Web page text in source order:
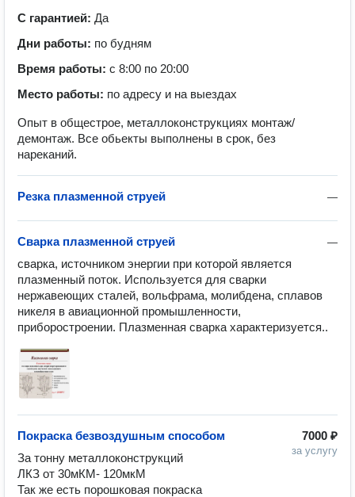
С гарантией: Да
Дни работы: по будням
Время работы: с 8:00 по 20:00
Место работы: по адресу и на выездах
Опыт в общестрое, металлоконструкциях монтаж/
демонтаж. Все обьекты выполнены в срок, без
нареканий.
—
Резка плазменной струей
—
Сварка плазменной струей
сварка, источником энергии при которой является
плазменный поток. Используется для сварки
нержавеющих сталей, вольфрама, молибдена, сплавов
никеля в авиационной промышленности,
приборостроении. Плазменная сварка характеризуется..
7000 ₽
за услугу
Покраска безвоздушным способом
За тонну металлоконструкций
ЛКЗ от 30мКМ- 120мкМ
Так же есть порошковая покраска